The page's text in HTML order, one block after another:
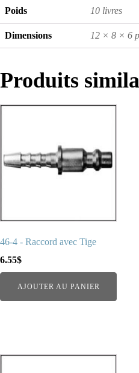
Poids 10 livres
Dimensions 12 × 8 × 6
Produits
46-4 - Raccord avec Tige
6.55$
AJOUTER AU PANIER